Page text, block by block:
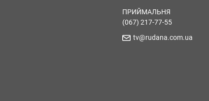
ПРИЙМАЛЬНЯ
(067) 217-77-55
tv@rudana.com.ua